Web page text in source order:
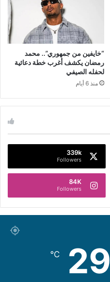
“خايفين من جمهوري”.. محمد
رمضان يكشف أغرب خطة دعائية
لحفله الصيفي
منذ 6 أيام
339k
Followers
84K
Followers
29
℃